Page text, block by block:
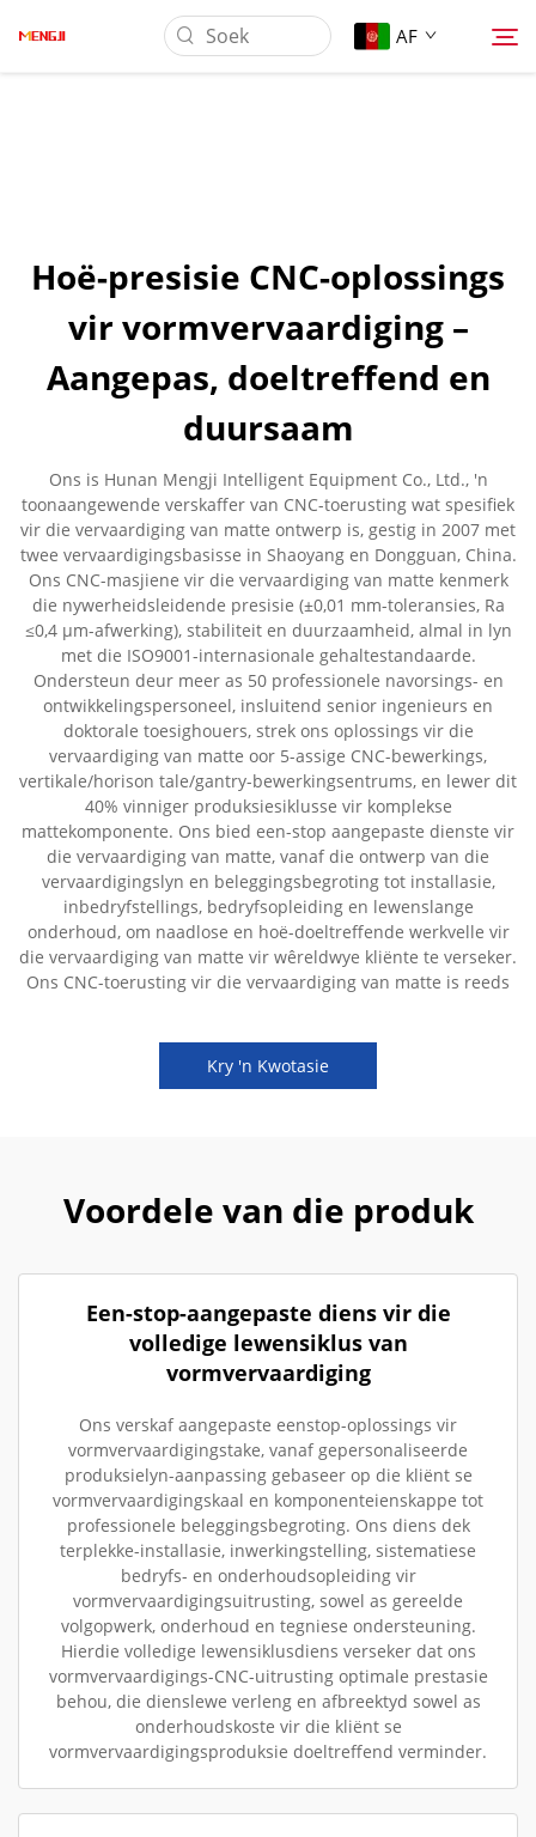
AF
Toepassing
Laai Af
Kontak Ons
Hoë-presisie CNC-oplossings
vir vormvervaardiging –
Aangepas, doeltreffend en
duursaam
Ons is Hunan Mengji Intelligent Equipment Co., Ltd., 'n
toonaangewende verskaffer van CNC-toerusting wat spesifiek
vir die vervaardiging van matte ontwerp is, gestig in 2007 met
twee vervaardigingsbasisse in Shaoyang en Dongguan, China.
Ons CNC-masjiene vir die vervaardiging van matte kenmerk
die nywerheidsleidende presisie (±0,01 mm-toleransies, Ra
≤0,4 µm-afwerking), stabiliteit en duurzaamheid, almal in lyn
met die ISO9001-internasionale gehaltestandaarde.
Ondersteun deur meer as 50 professionele navorsings- en
ontwikkelingspersoneel, insluitend senior ingenieurs en
doktorale toesighouers, strek ons oplossings vir die
vervaardiging van matte oor 5-assige CNC-bewerkings,
vertikale/horison tale/gantry-bewerkingsentrums, en lewer dit
40% vinniger produksiesiklusse vir komplekse
mattekomponente. Ons bied een-stop aangepaste dienste vir
die vervaardiging van matte, vanaf die ontwerp van die
vervaardigingslyn en beleggingsbegroting tot installasie,
inbedryfstellings, bedryfsopleiding en lewenslange
onderhoud, om naadlose en hoë-doeltreffende werkvelle vir
die vervaardiging van matte vir wêreldwye kliënte te verseker.
Ons CNC-toerusting vir die vervaardiging van matte is reeds
Kry 'n Kwotasie
Voordele van die produk
Een-stop-aangepaste diens vir die
volledige lewensiklus van
vormvervaardiging
Ons verskaf aangepaste eenstop-oplossings vir
vormvervaardigingstake, vanaf gepersonaliseerde
produksielyn-aanpassing gebaseer op die kliënt se
vormvervaardigingskaal en komponenteienskappe tot
professionele beleggingsbegroting. Ons diens dek
terplekke-installasie, inwerkingstelling, sistematiese
bedryfs- en onderhoudsopleiding vir
vormvervaardigingsuitrusting, sowel as gereelde
volgopwerk, onderhoud en tegniese ondersteuning.
Hierdie volledige lewensiklusdiens verseker dat ons
vormvervaardigings-CNC-uitrusting optimale prestasie
behou, die dienslewe verleng en afbreektyd sowel as
onderhoudskoste vir die kliënt se
vormvervaardigingsproduksie doeltreffend verminder.